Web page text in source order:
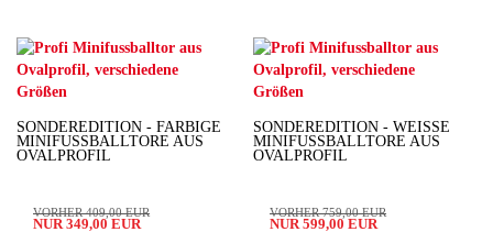
SONDEREDITION - FARBIGE
MINIFUSSBALLTORE AUS O
VALPROFIL
VORHER 409,00 EUR
NUR 349,00 EUR
SONDEREDITION - WEISSE M
INIFUSSBALLTORE AUS OV
ALPROFIL
VORHER 759,00 EUR
NUR 599,00 EUR